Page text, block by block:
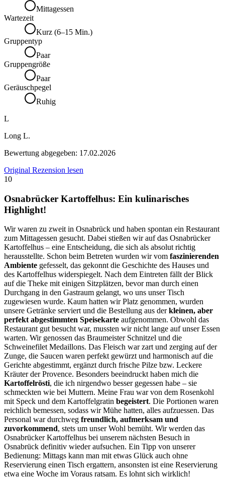
Mittagessen
Wartezeit
Kurz (6–15 Min.)
Gruppentyp
Paar
Gruppengröße
Paar
Geräuschpegel
Ruhig
L
Long L.
Bewertung abgegeben: 17.02.2026
Original Rezension lesen
10
Osnabrücker Kartoffelhus: Ein kulinarisches
Highlight!
Wir waren zu zweit in Osnabrück und haben spontan ein Restaurant
zum Mittagessen gesucht. Dabei stießen wir auf das Osnabrücker
Kartoffelhus – eine Entscheidung, die sich als absolut richtig
herausstellte. Schon beim Betreten wurden wir vom faszinierenden
Ambiente gefesselt, das gekonnt die Geschichte des Hauses und
des Kartoffelhus widerspiegelt. Nach dem Eintreten fällt der Blick
auf die Theke mit einigen Sitzplätzen, bevor man durch einen
Durchgang in den Gastraum gelangt, wo uns unser Tisch
zugewiesen wurde. Kaum hatten wir Platz genommen, wurden
unsere Getränke serviert und die Bestellung aus derkleinen, aber
perfekt abgestimmten Speisekarte aufgenommen. Obwohl das
Restaurant gut besucht war, mussten wir nicht lange auf unser Essen
warten. Wir genossen das Braumeister Schnitzel und die
Schweinefilet Medaillons. Das Fleisch war zart und zerging auf der
Zunge, die Saucen waren perfekt gewürzt und harmonisch auf die
Gerichte abgestimmt, ergänzt durch frische Pilze bzw. Leckere
Kräuter der Provence. Besonders beeindruckt haben mich die
Kartoffelrösti, die ich nirgendwo besser gegessen habe – sie
schmeckten wie bei Muttern. Meine Frau war von dem Rosenkohl
mit Speck und dem Kartoffelgratin begeistert. Die Portionen waren
reichlich bemessen, sodass wir Mühe hatten, alles aufzuessen. Das
Personal war durchweg freundlich, aufmerksam und
zuvorkommend, stets um unser Wohl bemüht. Wir werden das
Osnabrücker Kartoffelhus bei unserem nächsten Besuch in
Osnabrück definitiv wieder aufsuchen. Ein Tipp von unserer
Bedienung: Mittags kann man mit etwas Glück auch ohne
Reservierung einen Tisch ergattern, ansonsten ist eine Reservierung
etwa eine Woche im Voraus ratsam. Es lohnt sich wirklich!